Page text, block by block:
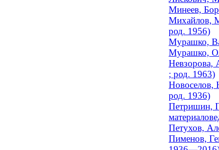
Минеев,
Михайлов,
род. 1956)
Мурашко,
Мурашко,
Невзорова,
; род. 1963)
Новоселов,
род. 1936)
Петришин,
Петухов,
Пименов,